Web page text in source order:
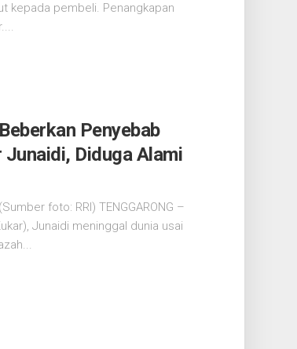
kepada pembeli. Penangkapan
Penyebab
Junaidi, Diduga Alami
foto: RRI) TENGGARONG –
Junaidi meninggal dunia usai